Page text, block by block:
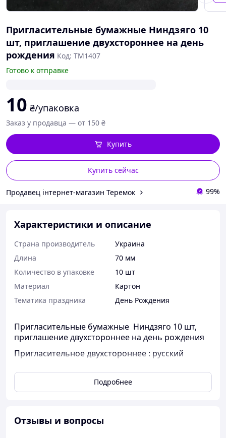
Пригласительные бумажные Ниндзяго 10
шт, приглашение двухстороннее на день
рождения Код: TM1407
Готово к отправке
10 ₴/упаковка
Заказ у продавца — от 150 ₴
Купить сейчас
Купить
Продавец інтернет-магазин Теремок 99%
Характеристики и описание
Страна производитель
Украина
Длина
70 мм
Количество в упаковке
10 шт
Материал
Картон
Тематика праздника
День Рождения
Пригласительные бумажные Ниндзяго 10 шт,
приглашение двухстороннее на день рождения
Пригласительное двухстороннее : русский
с другой - место для заполнения информации о
торжестве.http://teremok-shop.com.ua
Подробнее
Отзывы и вопросы